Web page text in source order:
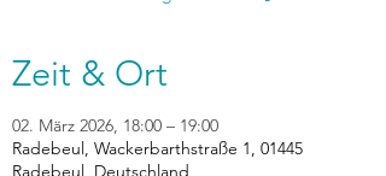
Zeit & Ort
02. März 2026, 18:00 – 19:00
Radebeul, Wackerbarthstraße 1, 01445
Radebeul, Deutschland